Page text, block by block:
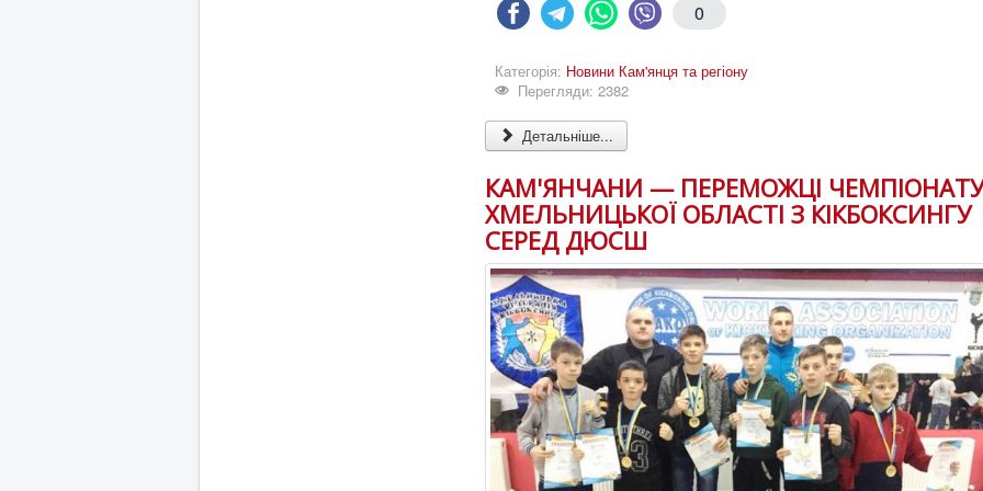
0
Категорія: Новини Кам'янця та регіону
Перегляди: 2382
Детальніше...
КАМ'ЯНЧАНИ — ПЕРЕМОЖЦІ
ХМЕЛЬНИЦЬКОЇ ОБЛАСТІ З КІКБОКСИНГУ
СЕРЕД ДЮСШ